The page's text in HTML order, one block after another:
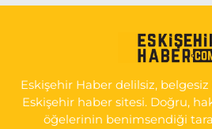
Eskişehir Haber delilsiz,
Eskişehir haber sitesi. Doğru,
öğelerinin benimsendiği